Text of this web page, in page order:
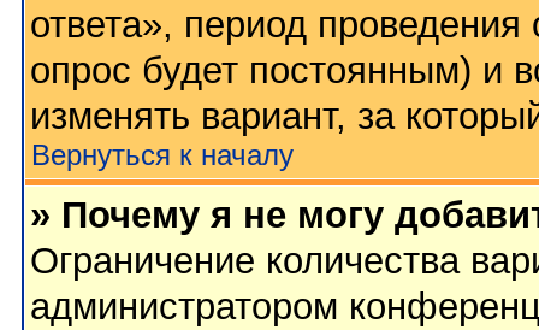
ответа», период проведения
опрос будет постоянным) и
изменять вариант, за
Вернуться к началу
» Почему я не могу
Ограничение количества
администратором